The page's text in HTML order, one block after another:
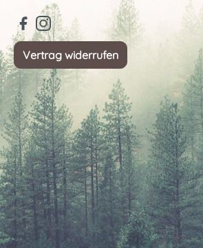
Vertrag widerrufen